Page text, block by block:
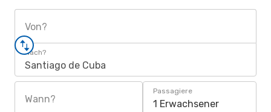
Von?
Nach?
Santiago de Cuba
Wann?
Passagiere
1 Erwachsener